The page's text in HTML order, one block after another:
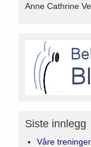
Anne Cathrine
Siste innlegg
Våre